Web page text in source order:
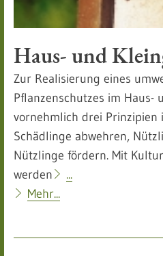
Haus- und
Zur Realisierung eines
Pflanzenschutzes im Haus-
vornehmlich drei Prinzipien
Schädlinge abwehren,
Nützlinge fördern. Mit
werden
...
Mehr...